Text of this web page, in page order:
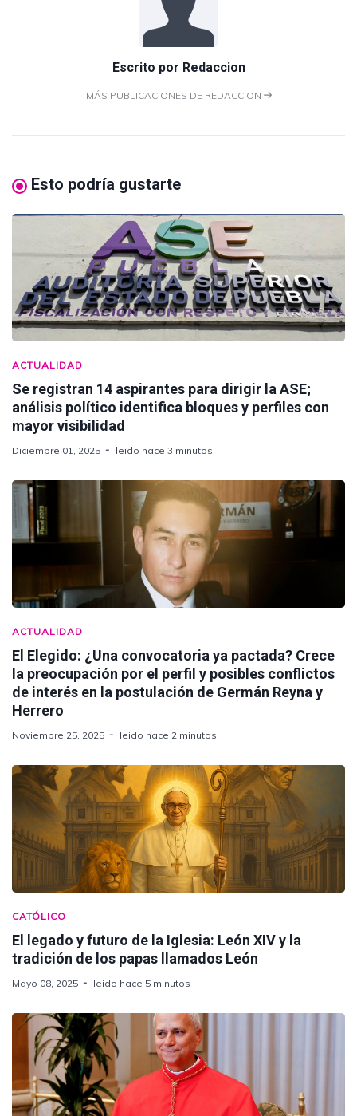
Escrito por Redaccion
MÁS PUBLICACIONES DE REDACCION
Esto podría gustarte
ACTUALIDAD
Se registran 14 aspirantes para dirigir la ASE;
análisis político identifica bloques y perfiles con
mayor visibilidad
Diciembre 01, 2025 leido hace 3 minutos
ACTUALIDAD
El Elegido: ¿Una convocatoria ya pactada? Crece
la preocupación por el perfil y posibles conflictos
de interés en la postulación de Germán Reyna y
Herrero
Noviembre 25, 2025 leido hace 2 minutos
CATÓLICO
El legado y futuro de la Iglesia: León XIV y la
tradición de los papas llamados León
Mayo 08, 2025 leido hace 5 minutos